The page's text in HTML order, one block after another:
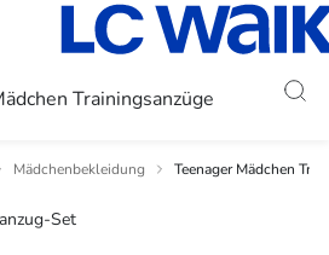
Trainingsanzüge
Mädchenbekleidung Teenager Mädchen
Set